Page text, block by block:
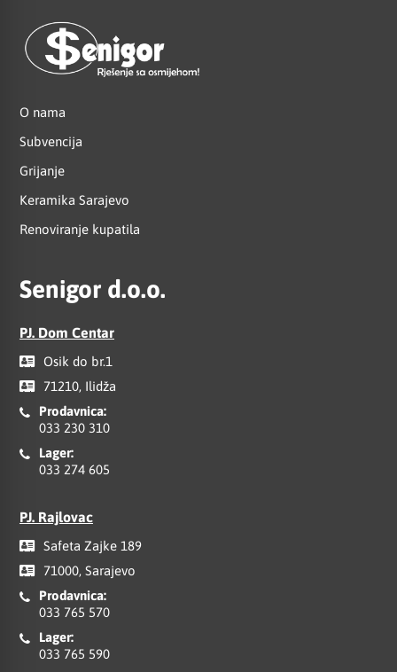
O nama
Subvencija
Grijanje
Keramika Sarajevo
Renoviranje kupatila
Senigor d.o.o.
PJ. Dom Centar
Osik do br.1
71210, Ilidža
Prodavnica:
033 230 310
Lager:
033 274 605
PJ. Rajlovac
Safeta Zajke 189
71000, Sarajevo
Prodavnica:
033 765 570
Lager:
033 765 590